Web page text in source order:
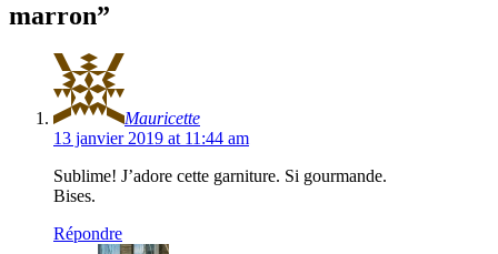
marron”
Mauricette
13 janvier 2019 at 11:44 am
Sublime! J’adore cette garniture. Si gourmande.
Bises.
Répondre